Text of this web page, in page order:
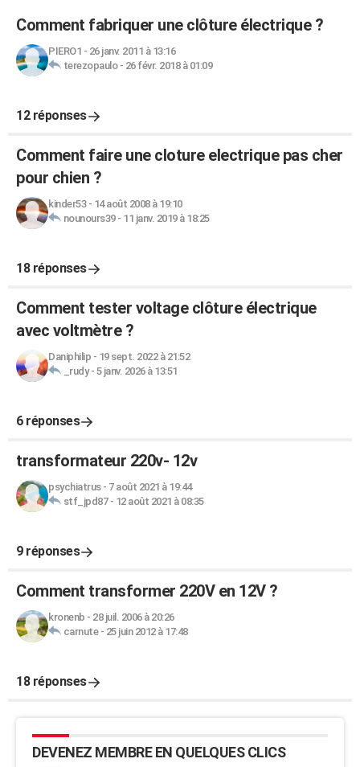
Comment fabriquer une clôture électrique ?
PIERO1 - 26 janv. 2011 à 13:16
terezopaulo- 26 févr. 2018 à 01:09
12 réponses
Comment faire une cloture electrique pas cher
pour chien ?
kinder53- 14 août 2008 à 19:10
nounours39- 11 janv. 2019 à 18:25
18 réponses
Comment tester voltage clôture électrique
avec voltmètre ?
Daniphilip - 19 sept. 2022 à 21:52
_rudy- 5 janv. 2026 à 13:51
6 réponses
transformateur 220v- 12v
psychiatrus- 7 août 2021 à 19:44
stf_jpd87- 12 août 2021 à 08:35
9 réponses
Comment transformer 220V en 12V ?
kronenb - 28 juil. 2006 à 20:26
carnute- 25 juin 2012 à 17:48
18 réponses
DEVENEZ MEMBRE EN QUELQUES CLICS